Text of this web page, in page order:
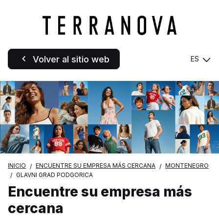
Volver al sitio web ES
INICIO ENCUENTRE SU EMPRESA MÁS CERCANA
MONTENEGRO
GLAVNI GRAD PODGORICA
Encuentre su empresa más
cercana